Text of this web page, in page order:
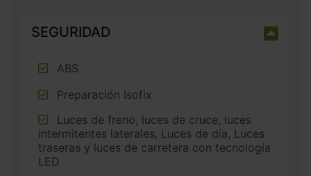
SEGURIDAD
ABS
Preparación Isofix
intermitentes laterales, Luces de día, Luces
traseras y luces de carretera con tecnología
LED